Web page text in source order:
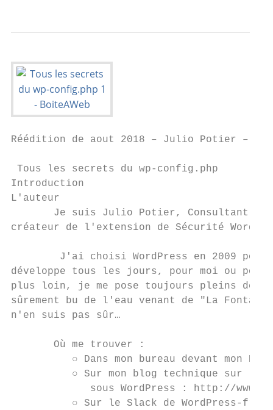
Réédition de aout 2018 – Julio Potier –
Tous les secrets du wp-config.php
Introduction
L'auteur
Je suis ​Julio Potier​, Consultant
créateur de l'extension de Sécurité
J'ai choisi WordPress en 2009
développe tous les jours, pour moi ou
plus loin, je me pose toujours pleins de
sûrement bu de l'eau venant de "La
n'en suis pas sûr…
       Où me trouver :
          ○ Dans mon bureau devant mon PC,
○ Sur mon blog technique sur
sous WordPress : ​http://
○ Sur le Slack de WordPress-fr